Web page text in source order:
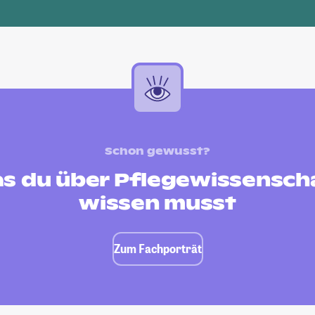
Schon gewusst?
du über
wissen musst
Zum Fachporträt